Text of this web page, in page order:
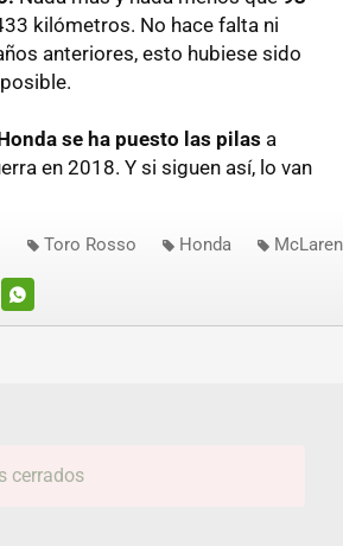
kilómetros. No hace falta ni
anteriores, esto hubiese sido
se ha puesto las pilas a
en 2018. Y si siguen así, lo van
WHATSAPP
Toro Rosso Honda McLaren
cerrados